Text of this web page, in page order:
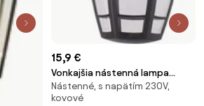
15,9 €
Vonkajšia nástenná lampa
1xE27/42W/230V IP44 čierna
Nástenné, s napätím 230V,
kovové